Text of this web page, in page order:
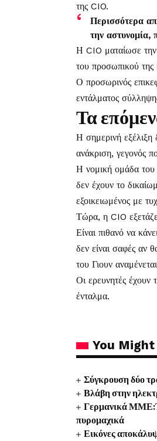
της CIO.
Περισσότερα
την αστυνομία,
Η CIO ματαίωσε την
του προσωπικού
Ο προσωρινός
εντάλματος
Τα
Η σημερινή εξέλιξη
ανάκριση, γεγονός
Η νομική ομάδα του
δεν έχουν το
εξοικειωμένος με
Τώρα, η CIO
Είναι πιθανό να
δεν είναι σαφές αν
του Γιουν
Οι ερευνητές
ένταλμα.
You
Σύγκρουση δύο
Βλάβη στην
Γερμανικά
πυρομαχικά
Εικόνες